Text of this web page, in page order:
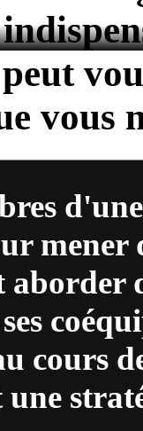
vous
mener
aborder
cours
une